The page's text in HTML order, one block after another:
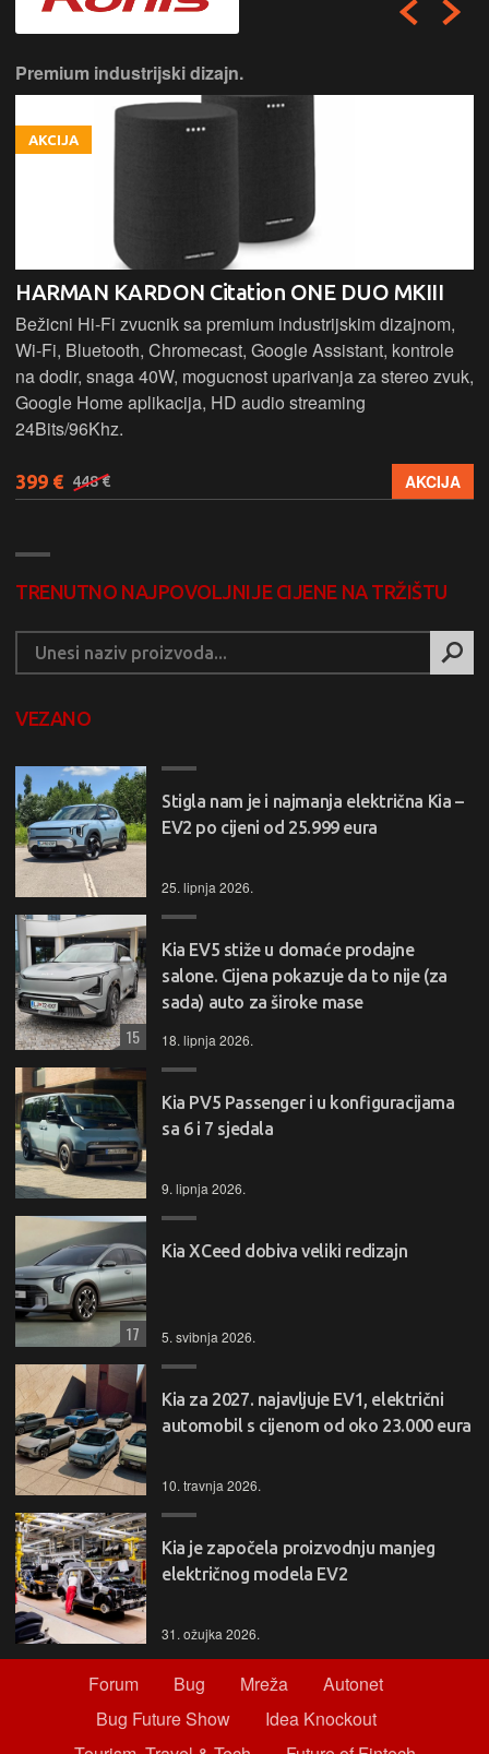
Premium industrijski dizajn.
AKCIJA
HARMAN KARDON Citation ONE DUO MKIII
Bežicni Hi-Fi zvucnik sa premium industrijskim dizajnom,
Wi-Fi, Bluetooth, Chromecast, Google Assistant, kontrole
na dodir, snaga 40W, mogucnost uparivanja za stereo zvuk,
Google Home aplikacija, HD audio streaming
24Bits/96Khz.
399 € 448 € AKCIJA
TRENUTNO NAJPOVOLJNIJE CIJENE NA TRŽIŠTU
VEZANO
Stigla nam je i najmanja električna Kia –
EV2 po cijeni od 25.999 eura
25. lipnja 2026.
Kia EV5 stiže u domaće prodajne
salone. Cijena pokazuje da to nije (za
sada) auto za široke mase
18. lipnja 2026.
15
Kia PV5 Passenger i u konfiguracijama
sa 6 i 7 sjedala
9. lipnja 2026.
Kia XCeed dobiva veliki redizajn
5. svibnja 2026.
17
Kia za 2027. najavljuje EV1, električni
automobil s cijenom od oko 23.000 eura
10. travnja 2026.
Kia je započela proizvodnju manjeg
električnog modela EV2
31. ožujka 2026.
Forum Bug Mreža
Autonet
Bug Future Show
Idea Knockout